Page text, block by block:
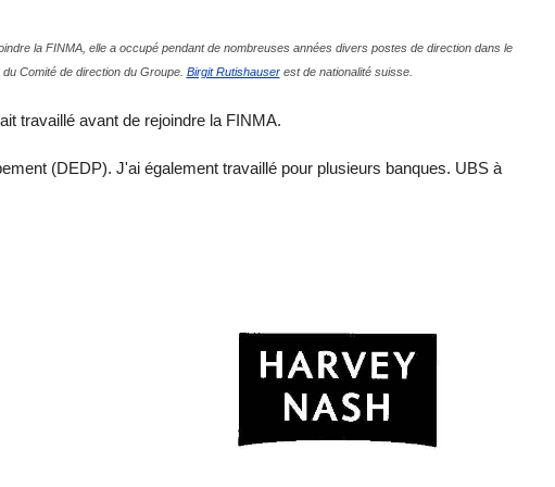
la FINMA, elle a occupé pendant de nombreuses années divers postes de direction dans le
Comité de direction du Groupe. Birgit Rutishauserest de nationalité suisse.
travaillé avant de rejoindre la FINMA.
(DEDP). J'ai également travaillé pour plusieurs banques. UBS à